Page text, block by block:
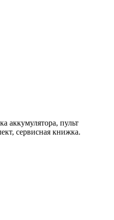
аккумулятора, пульт
сервисная книжка.